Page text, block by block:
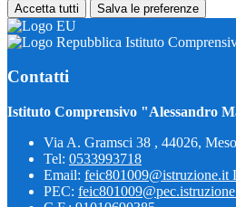
Accetta tutti Salva le preferenze
Istituto
Contatti
Istituto Comprensivo "Alessandro
Via A. Gramsci 38 , 44026,
Tel: 0533993718
Email: feic801009@istruzione.it
PEC: